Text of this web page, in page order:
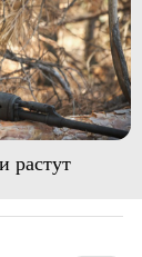
растут